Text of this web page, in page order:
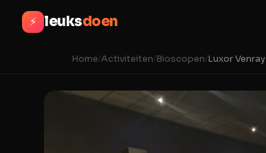
⚡ leuksdoen
Home/Activiteiten/Bioscopen/Luxor Venray